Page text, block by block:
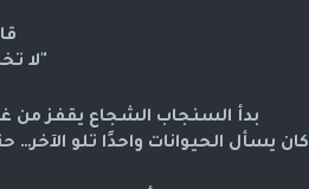
"لا
بدأ السنجاب الشجاع يقفز
كان يسأل الحيوانات واحدًا تلو